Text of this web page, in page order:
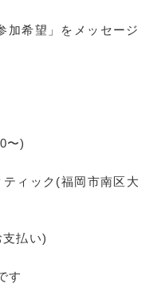
加希望」をメッセージ
〜)
ィック(福岡市南区大
支払い)
す